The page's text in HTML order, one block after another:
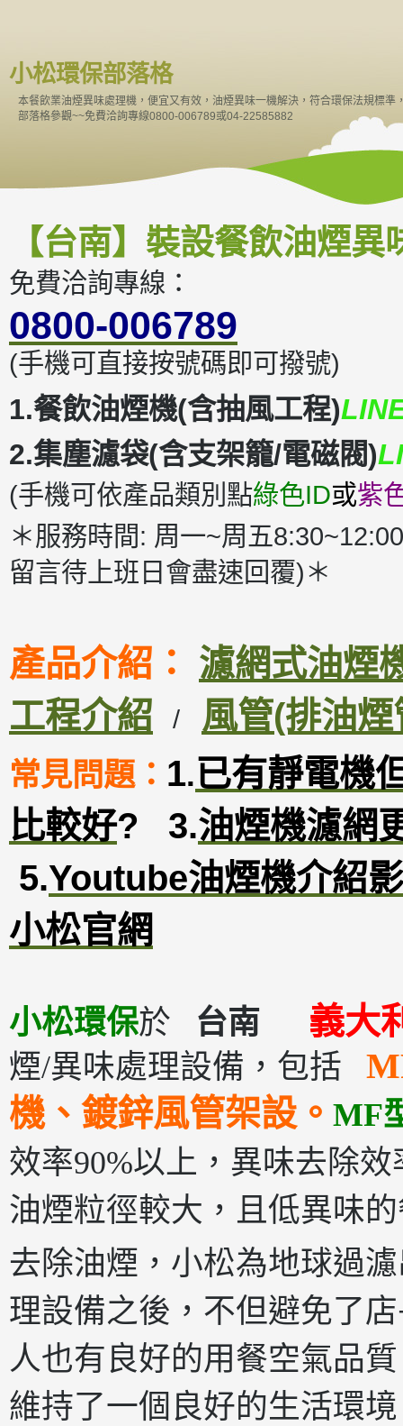
小松環保部落格
本餐飲業油煙異味處理機，便宜又有效，油煙異味一機解決，符合環保法規標
部落格參觀~~免費洽詢專線0800-006789或04-22585882
【台南】裝設餐飲油煙
免費洽詢專線：
0800-006789
(手機可直接按號碼即可撥號)
1.餐飲油煙機(含抽風工程)
2.集塵濾袋(含支架籠/電磁閥)
(手機可依產品類別點綠色ID或紫
＊服務時間: 周一~周五
留言待上班日會盡速回覆)＊
產品介紹： 濾網式油煙
工程介紹
/ 風管(排油煙
常見問題： 1.已有靜電機
比較好? 3.油煙機濾網
5.Youtube油煙機介紹
小松官網
小松環保於 台南 義
煙/異味處理設備，包括
機、鍍鋅風管架設。 MF
效率90%以上，異味去除
油煙粒徑較大，且低異味
去除油煙，小松為地球過
理設備之後，不但避免了
人也有良好的用餐空氣品
維持了一個良好的生活環